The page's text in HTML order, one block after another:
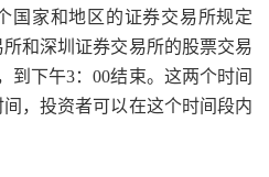
国家和地区的证券交易所规定
和深圳证券交易所的股票交易
到下午3：00结束。这两个时间
，投资者可以在这个时间段内